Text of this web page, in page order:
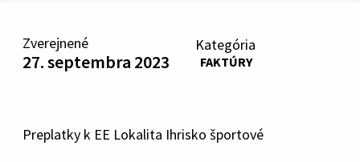
Zverejnené
27. septembra 2023
Kategória
FAKTÚRY
Preplatky k EE Lokalita Ihrisko športové